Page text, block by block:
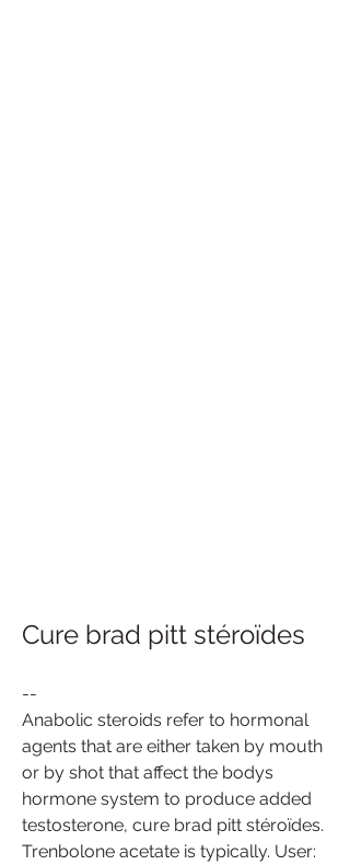
Cure brad pitt stéroïdes
--
Anabolic steroids refer to hormonal
agents that are either taken by mouth
or by shot that affect the bodys
hormone system to produce added
testosterone, cure brad pitt stéroïdes.
Trenbolone acetate is typically. User: